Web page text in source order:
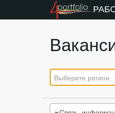
Выберите регион